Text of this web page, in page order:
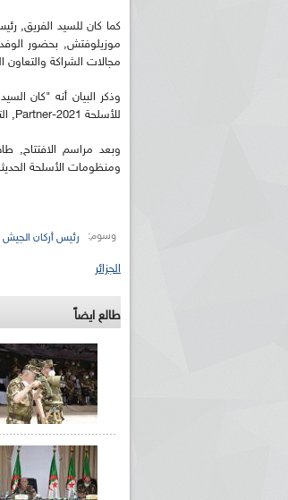
كما كان للسيد الفريق,
موزيلوفتش, بحضور
مجالات الشراكة
وذكر البيان أنه "كان
للأسلحة Partner-2021, التي أشرف عليها السيد ألكسندر فوتشيتش, رئيس جمهورية صربيا".
وبعد مراسم الافتتاح,
ومنظومات الأسلحة
وسوم: رئيس أركان
الجزائر
طالع ايضاً